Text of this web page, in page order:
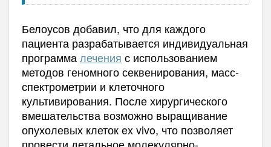
Белоусов добавил, что для каждого
пациента разрабатывается индивидуальная
программалечения с использованием
методов геномного секвенирования, масс-
спектрометрии и клеточного
культивирования. После хирургического
вмешательства возможно выращивание
опухолевых клеток ex vivo, что позволяет